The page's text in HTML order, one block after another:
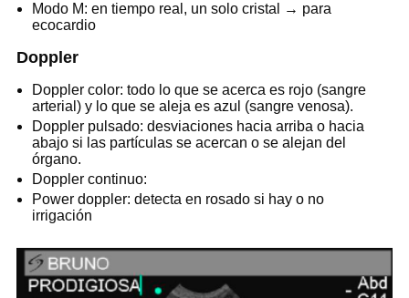
Modo M: en tiempo real, un solo cristal → para
ecocardio
Doppler
Doppler color: todo lo que se acerca es rojo (sangre
arterial) y lo que se aleja es azul (sangre venosa).
Doppler pulsado: desviaciones hacia arriba o hacia
abajo si las partículas se acercan o se alejan del
órgano.
Doppler continuo:
Power doppler: detecta en rosado si hay o no
irrigación